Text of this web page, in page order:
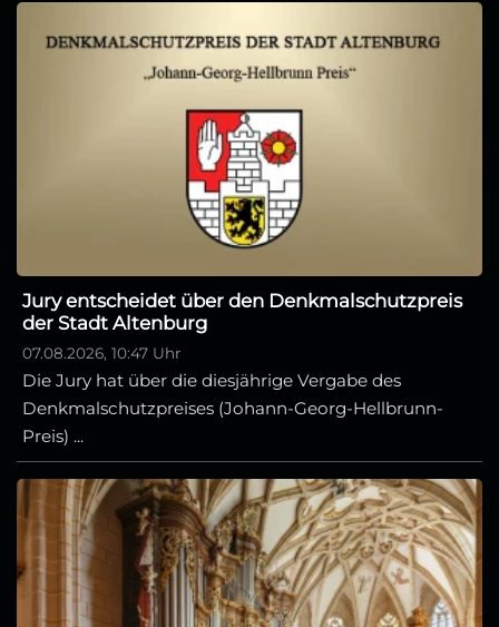
Jury entscheidet über den Denkmalschutzpreis
der Stadt Altenburg
07.08.2026, 10:47 Uhr
Die Jury hat über die diesjährige Vergabe des
Denkmalschutzpreises (Johann-Georg-Hellbrunn-
Preis) ...